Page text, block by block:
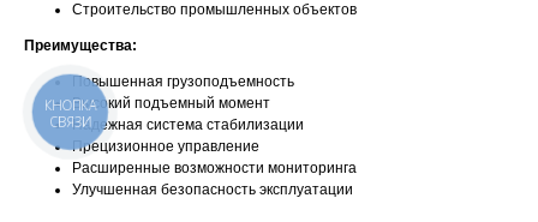
Строительство промышленных объектов
Преимущества:
Повышенная грузоподъемность
Высокий подъемный момент
Надежная система стабилизации
Прецизионное управление
Расширенные возможности мониторинга
Улучшенная безопасность эксплуатации
КНОПКА
СВЯЗИ